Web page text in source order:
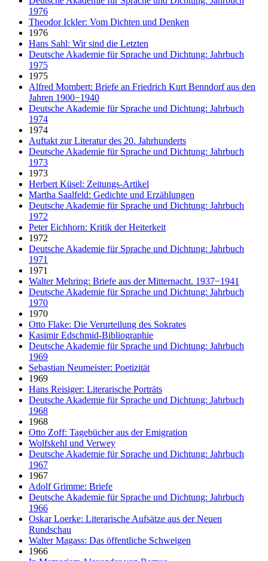
1976
Theodor Ickler: Vom Dichten und Denken
1976
Hans Sahl: Wir sind die Letzten
Deutsche Akademie für Sprache und Dichtung: Jahrbuch
1975
1975
Alfred Mombert: Briefe an Friedrich Kurt Benndorf aus den
Jahren 1900−1940
Deutsche Akademie für Sprache und Dichtung: Jahrbuch
1974
1974
Auftakt zur Literatur des 20. Jahrhunderts
Deutsche Akademie für Sprache und Dichtung: Jahrbuch
1973
1973
Herbert Küsel: Zeitungs-Artikel
Martha Saalfeld: Gedichte und Erzählungen
Deutsche Akademie für Sprache und Dichtung: Jahrbuch
1972
Peter Eichhorn: Kritik der Heiterkeit
1972
Deutsche Akademie für Sprache und Dichtung: Jahrbuch
1971
1971
Walter Mehring: Briefe aus der Mitternacht. 1937−1941
Deutsche Akademie für Sprache und Dichtung: Jahrbuch
1970
1970
Otto Flake: Die Verurteilung des Sokrates
Kasimir Edschmid-Bibliographie
Deutsche Akademie für Sprache und Dichtung: Jahrbuch
1969
Sebastian Neumeister: Poetizität
1969
Hans Reisiger: Literarische Porträts
Deutsche Akademie für Sprache und Dichtung: Jahrbuch
1968
1968
Otto Zoff: Tagebücher aus der Emigration
Wolfskehl und Verwey
Deutsche Akademie für Sprache und Dichtung: Jahrbuch
1967
1967
Adolf Grimme: Briefe
Deutsche Akademie für Sprache und Dichtung: Jahrbuch
1966
Oskar Loerke: Literarische Aufsätze aus der Neuen
Rundschau
Walter Magass: Das öffentliche Schweigen
1966